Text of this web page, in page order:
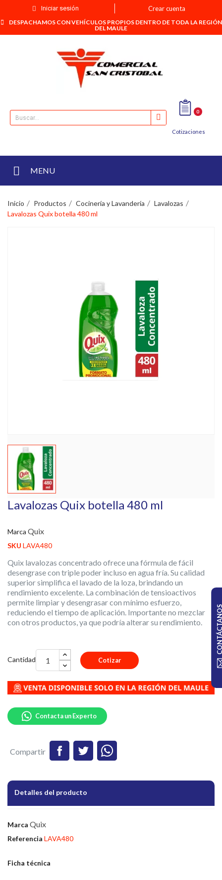
Iniciar sesión Crear cuenta
DESPACHAMOS CON VEHÍCULOS PROPIOS DENTRO DE TODA LA REGIÓN
DEL MAULE
0
Cotizaciones
MENU
Inicio Productos Cocinería y Lavandería
Lavalozas
Lavalozas Quix botella 480 ml
Lavalozas Quix botella 480 ml
Marca Quix
SKU LAVA480
Quix lavalozas concentrado ofrece una fórmula de fácil
desengrase con triple poder incluso en agua fría. Su calidad
superior simplifica el lavado de la loza, brindando un
rendimiento excelente. La combinación de tensioactivos
permite limpiar y desengrasar con mínimo esfuerzo,
reduciendo el tiempo de aplicación. Importante no mezclar
con otros productos, ya que podría alterar su rendimiento.
Cantidad Cotizar
Compartir
Contacta un Experto
Detalles del producto
Marca Quix
Referencia LAVA480
Ficha técnica